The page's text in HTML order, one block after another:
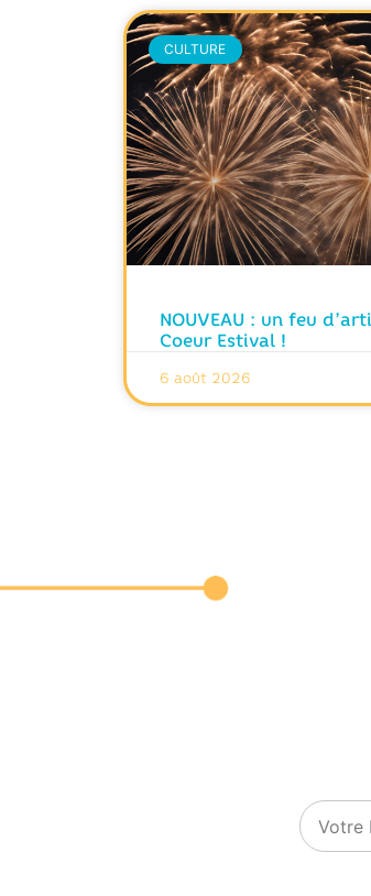
CULTURE
NOUVEAU : un feu
Coeur Estival !
6 août 2026